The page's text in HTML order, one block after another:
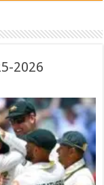
2026